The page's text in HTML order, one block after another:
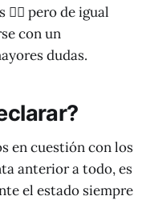
🕵️‍♂️ pero de igual
con un
dudas.
en cuestión con los
anterior a todo, es
el estado siempre